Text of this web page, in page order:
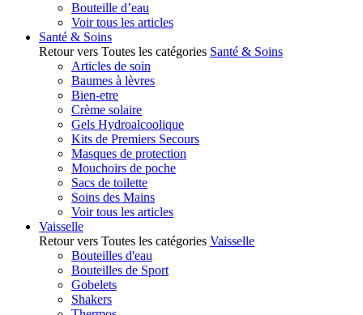
Bouteille d’eau
Voir tous les articles
Santé & Soins
Retour vers Toutes les catégories Santé & Soins
Articles de soin
Baumes à lèvres
Bien-etre
Crème solaire
Gels Hydroalcoolique
Kits de Premiers Secours
Masques de protection
Mouchoirs de poche
Sacs de toilette
Soins des Mains
Voir tous les articles
Vaisselle
Retour vers Toutes les catégories Vaisselle
Bouteilles d'eau
Bouteilles de Sport
Gobelets
Shakers